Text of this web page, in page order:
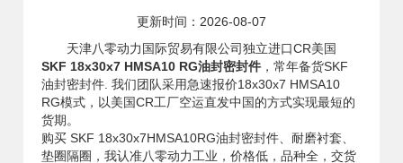
更新时间：2026-08-07
天津八零动力国际贸易有限公司独立进口CR美国
SKF 18x30x7 HMSA10 RG油封密封件 ，常年备货SKF
油封密封件. 我们团队采用急速报价18x30x7 HMSA10
RG模式，以美国CR工厂空运直发中国的方式实现最短的
货期。
购买 SKF 18x30x7HMSA10RG油封密封件、耐磨衬套、
垫圈隔圈，我认准八零动力工业，价格低，品种全，交货